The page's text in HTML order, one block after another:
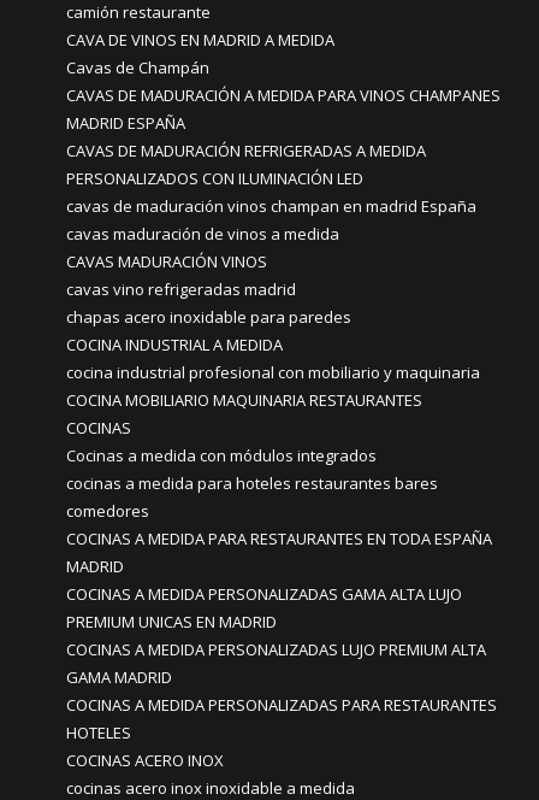
camión restaurante
CAVA DE VINOS EN MADRID A MEDIDA
Cavas de Champán
CAVAS DE MADURACIÓN A MEDIDA PARA VINOS CHAMPANES
MADRID ESPAÑA
CAVAS DE MADURACIÓN REFRIGERADAS A MEDIDA
PERSONALIZADOS CON ILUMINACIÓN LED
cavas de maduración vinos champan en madrid España
cavas maduración de vinos a medida
CAVAS MADURACIÓN VINOS
cavas vino refrigeradas madrid
chapas acero inoxidable para paredes
COCINA INDUSTRIAL A MEDIDA
cocina industrial profesional con mobiliario y maquinaria
COCINA MOBILIARIO MAQUINARIA RESTAURANTES
COCINAS
Cocinas a medida con módulos integrados
cocinas a medida para hoteles restaurantes bares
comedores
COCINAS A MEDIDA PARA RESTAURANTES EN TODA ESPAÑA
MADRID
COCINAS A MEDIDA PERSONALIZADAS GAMA ALTA LUJO
PREMIUM UNICAS EN MADRID
COCINAS A MEDIDA PERSONALIZADAS LUJO PREMIUM ALTA
GAMA MADRID
COCINAS A MEDIDA PERSONALIZADAS PARA RESTAURANTES
HOTELES
COCINAS ACERO INOX
cocinas acero inox inoxidable a medida